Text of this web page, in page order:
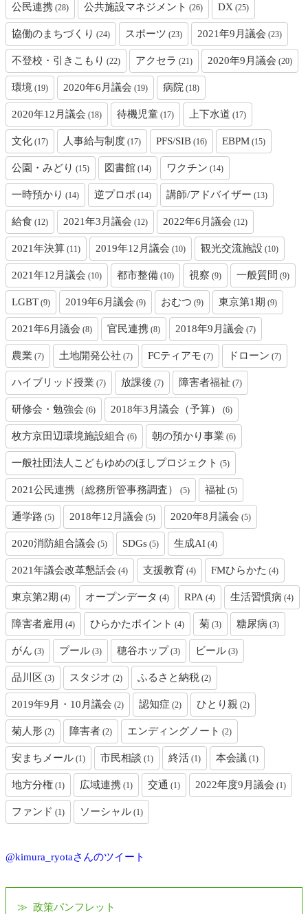
公民連携 (28) 公共施設マネジメント (26) DX (25)
協働のまちづくり (24) スポーツ (23) 2021年9月議会 (23)
不登校・引きこもり (22) アクセラ (21) 2020年9月議会 (20)
環境 (19) 2020年6月議会 (19) 病院 (18)
2020年12月議会 (18) 待機児童 (17) 上下水道 (17)
文化 (17) 人事給与制度 (17) PFS/SIB (16) EBPM (15)
公園・みどり (15) 図書館 (14) ワクチン (14)
一時預かり (14) 逆プロポ (14) 講師/アドバイザー (13)
給食 (12) 2021年3月議会 (12) 2022年6月議会 (12)
2021年決算 (11) 2019年12月議会 (10) 観光交流施設 (10)
2021年12月議会 (10) 都市整備 (10) 視察 (9) 一般質問 (9)
LGBT (9) 2019年6月議会 (9) おむつ (9) 東京第1期 (9)
2021年6月議会 (8) 官民連携 (8) 2018年9月議会 (7)
農業 (7) 土地開発公社 (7) FCティアモ (7) ドローン (7)
ハイブリッド授業 (7) 放課後 (7) 障害者福祉 (7)
研修会・勉強会 (6) 2018年3月議会（予算） (6)
枚方京田辺環境施設組合 (6) 朝の預かり事業 (6)
一般社団法人こどもゆめのほしプロジェクト (5)
2021公民連携（総務所管事務調査） (5) 福祉 (5)
通学路 (5) 2018年12月議会 (5) 2020年8月議会 (5)
2020消防組合議会 (5) SDGs (5) 生成AI (4)
2021年議会改革懇話会 (4) 支援教育 (4) FMひらかた (4)
東京第2期 (4) オープンデータ (4) RPA (4) 生活習慣病 (4)
障害者雇用 (4) ひらかたポイント (4) 菊 (3) 糖尿病 (3)
がん (3) プール (3) 穂谷ホップ (3) ビール (3)
品川区 (3) スタジオ (2) ふるさと納税 (2)
2019年9月・10月議会 (2) 認知症 (2) ひとり親 (2)
菊人形 (2) 障害者 (2) エンディングノート (2)
安まちメール (1) 市民相談 (1) 終活 (1) 本会議 (1)
地方分権 (1) 広域連携 (1) 交通 (1) 2022年度9月議会 (1)
ファンド (1) ソーシャル (1)
@kimura_ryotaさんのツイート
政策パンフレット